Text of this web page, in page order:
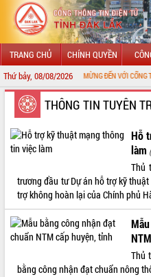
TRANG CHỦ CHÍNH QUYỀN
Thứ bảy, 08/08/2026
CHÀO MỪNG ĐẾN VỚI CỔNG THÔNG TIN
GIỚI THIỆU
LÃNH ĐẠO UBND TỈNH
TIN TỨC SỰ KIỆN
SỞ, BAN, NGÀNH
UBND CÁC XÃ, PHƯỜNG
THÔNG TIN CHỈ ĐẠO ĐIỀU HÀNH
HỆ THỐNG VĂN BẢN
THÔNG TIN TUYÊN
Hỗ
làm
Thủ
trương đầu tư Dự án hỗ trợ kỹ
trợ không hoàn lại của Chính phủ
Thủ
bằng công nhận đạt chuẩn nông